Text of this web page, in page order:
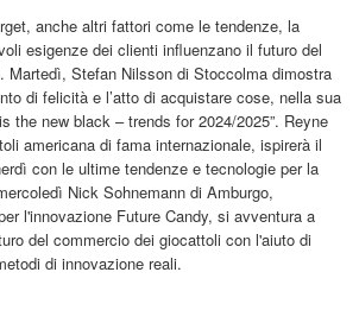
anche altri fattori come le tendenze, la
esigenze dei clienti influenzano il futuro del
Martedì, Stefan Nilsson di Stoccolma dimostra
di felicità e l’atto di acquistare cose, nella sua
the new black – trends for 2024/2025”. Reyne
americana di fama internazionale, ispirerà il
con le ultime tendenze e tecnologie per la
Nick Sohnemann di Amburgo,
l'innovazione Future Candy, si avventura a
del commercio dei giocattoli con l'aiuto di
di innovazione reali.